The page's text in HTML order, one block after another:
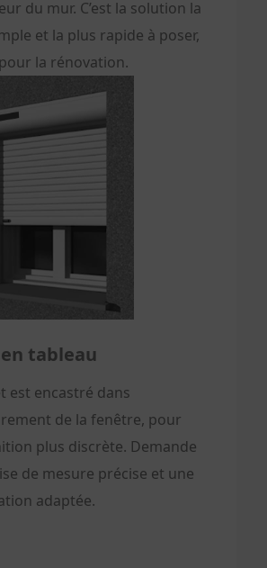
du mur. C’est la solution la
et la plus rapide à poser,
la rénovation.
en tableau
est encastré dans
de la fenêtre, pour
plus discrète. Demande
de mesure précise et une
adaptée.